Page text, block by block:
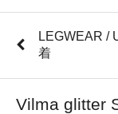
LEGWEAR /
着
Vilma glitter